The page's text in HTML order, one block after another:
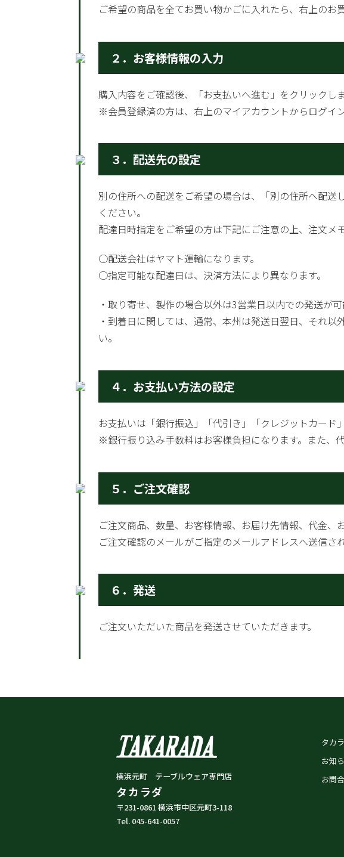
ご希望の商品を全てお買い物かごに入れたら、右上のお
２．お客様情報の入力
購入内容をご確認後、「お支払いへ進む」をクリックし
※会員登録済の方は、右上のマイアカウントからログイ
３．配送先の設定
別の住所への配送をご希望の場合は、「別の住所へ配
ください。
配達日時指定をご希望の方は下記にご注意の上、注文メ
○配送会社はヤマト運輸になります。
○指定可能な配達日は、決済方法により異なります。
・取り寄せ、製作の場合以外は3営業日以内での発送が
・到着日に関しては、通常、本州は発送日翌日、それ
い。
４．お支払い方法の設定
お支払いは「銀行振込」「代引き」「クレジットカード
※銀行振り込み手数料はお客様負担になります。また、
５．ご注文確認
ご注文商品、数量、お客様情報、お届け先情報、代金、
ご注文確認のメールがご指定のメールアドレスへ送信され
６．発送
ご注文いただいた商品を発送させていただきます。
横浜元町 テーブルウェア専門店
タカラダ
〒231-0861 横浜市中区元町3-118
Tel. 045-641-0057
タカ
お知
お問